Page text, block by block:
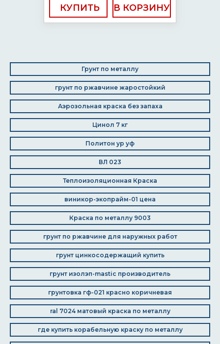
КУПИТЬ
Грунт по металлу
грунт по ржавчине жаростойкий
Аэрозольная краска без запаха
Цинол 7 кг
Политон ур уф
ВЛ 023
Теплоизоляционная Краска
виникор-экопрайм-01 цена
Краска по металлу 9003
грунт по ржавчине для наружных работ
грунт цинкосодержащий купить
грунт изолэп-mastic производитель
грунтовка гф-021 красно коричневая
ral 7024 матовый краска по металлу
где купить корабельную краску по металлу